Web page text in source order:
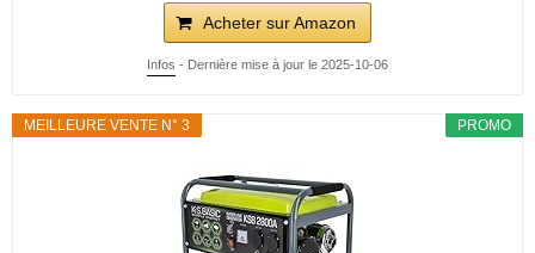
Acheter sur Amazon
Infos - Dernière mise à jour le 2025-10-06
PROMO
MEILLEURE VENTE N° 3